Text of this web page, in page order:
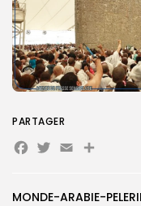
for:
MONDE-ARABIE-
PARTAGER
Facebook
Twitter
Email